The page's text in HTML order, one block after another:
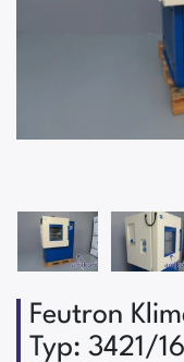
Feutron
Typ: 3421/